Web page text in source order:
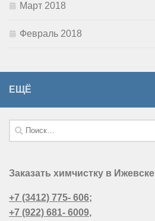
Март 2018
Февраль 2018
ЕЩЁ
Найти:
Заказать химчистку в Ижевске
+7 (3412) 775- 606;
+7 (922) 681- 6009,